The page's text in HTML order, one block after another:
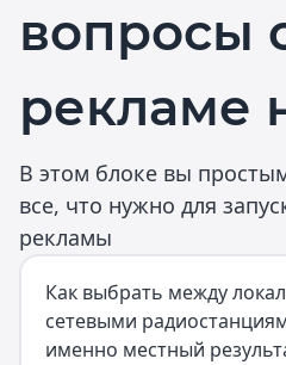
вопросы
рекламе
В этом блоке вы
все, что нужно для
рекламы
Как выбрать между
сетевыми
именно местный